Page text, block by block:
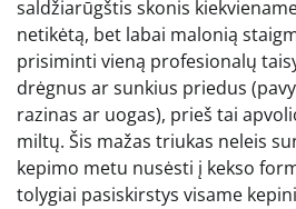
saldžiarūgštis skonis
netikėtą, bet labai malonią
prisiminti vieną profesionalų
drėgnus ar sunkius priedus
razinas ar uogas), prieš tai
miltų. Šis mažas triukas neleis
kepimo metu nusėsti į kekso
tolygiai pasiskirstys visame